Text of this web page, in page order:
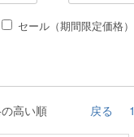
セール（期間限定価格）
戻る 1
高い順